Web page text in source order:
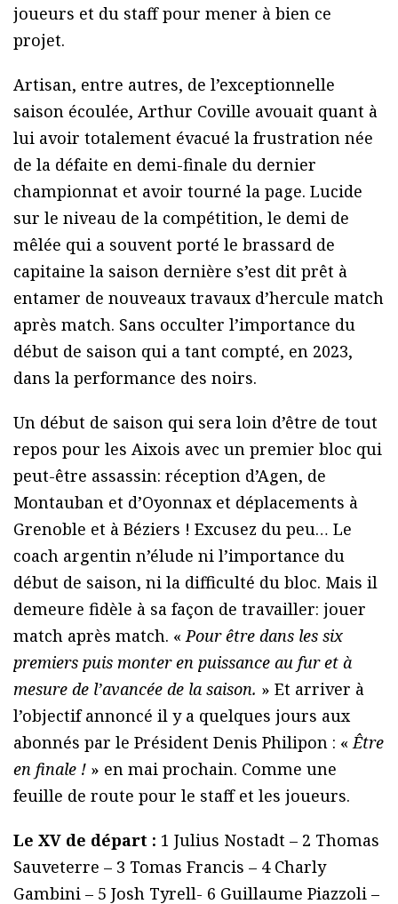
joueurs et du staff pour mener à bien ce
projet.
Artisan, entre autres, de l’exceptionnelle
saison écoulée, Arthur Coville avouait quant à
lui avoir totalement évacué la frustration née
de la défaite en demi-finale du dernier
championnat et avoir tourné la page. Lucide
sur le niveau de la compétition, le demi de
mêlée qui a souvent porté le brassard de
capitaine la saison dernière s’est dit prêt à
entamer de nouveaux travaux d’hercule match
après match. Sans occulter l’importance du
début de saison qui a tant compté, en 2023,
dans la performance des noirs.
Un début de saison qui sera loin d’être de tout
repos pour les Aixois avec un premier bloc qui
peut-être assassin: réception d’Agen, de
Montauban et d’Oyonnax et déplacements à
Grenoble et à Béziers ! Excusez du peu… Le
coach argentin n’élude ni l’importance du
début de saison, ni la difficulté du bloc. Mais il
demeure fidèle à sa façon de travailler: jouer
match après match. «Pour être dans les six
premiers puis monter en puissance au fur et à
mesure de l’avancée de la saison. » Et arriver à
l’objectif annoncé il y a quelques jours aux
abonnés par le Président Denis Philipon : « Être
en finale ! » en mai prochain. Comme une
feuille de route pour le staff et les joueurs.
Le XV de départ : 1 Julius Nostadt – 2 Thomas
Sauveterre – 3 Tomas Francis – 4 Charly
Gambini – 5 Josh Tyrell- 6 Guillaume Piazzoli –